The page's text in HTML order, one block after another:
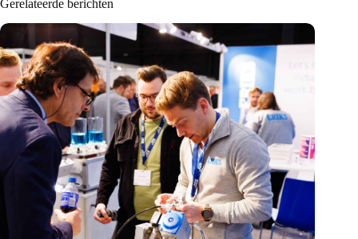
Gerelateerde berichten